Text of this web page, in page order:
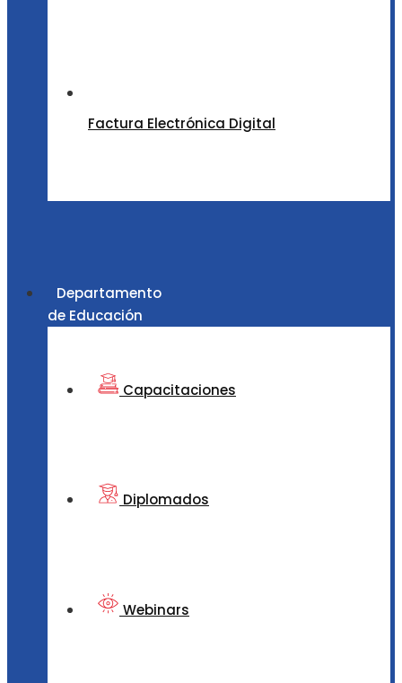
Factura Electrónica Digital
Departamento
de Educación
Capacitaciones
Diplomados
Webinars